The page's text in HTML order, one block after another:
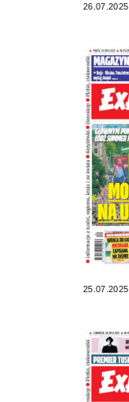
26.07.2025
25.07.2025